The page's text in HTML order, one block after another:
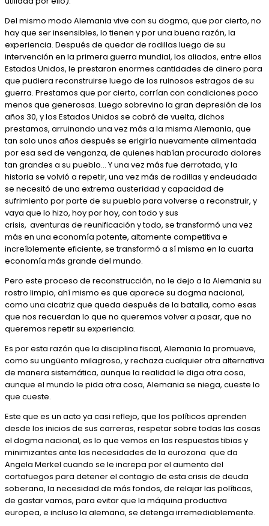
Del mismo modo Alemania vive con su dogma, que por cierto, no
hay que ser insensibles, lo tienen y por una buena razón, la
experiencia. Después de quedar de rodillas luego de su
intervención en la primera guerra mundial, los aliados, entre ellos
Estados Unidos, le prestaron enormes cantidades de dinero para
que pudiera reconstruirse luego de los ruinosos estragos de su
guerra. Prestamos que por cierto, corrían con condiciones poco
menos que generosas. Luego sobrevino la gran depresión de los
años 30, y los Estados Unidos se cobró de vuelta, dichos
prestamos, arruinando una vez más a la misma Alemania, que
tan solo unos años después se erigiría nuevamente alimentada
por esa sed de venganza, de quienes habían procurado dolores
tan grandes a su pueblo… Y una vez más fue derrotada, y la
historia se volvió a repetir, una vez más de rodillas y endeudada
se necesitó de una extrema austeridad y capacidad de
sufrimiento por parte de su pueblo para volverse a reconstruir, y
vaya que lo hizo, hoy por hoy, con todo y sus
crisis, aventuras de reunificación y todo, se transformó una vez
más en una economía potente, altamente competitiva e
increíblemente eficiente, se transformó a sí misma en la cuarta
economía más grande del mundo.
Pero este proceso de reconstrucción, no le dejo a la Alemania su
rostro limpio, ahí mismo es que aparece su dogma nacional,
como una cicatriz que queda después de la batalla, como esas
que nos recuerdan lo que no queremos volver a pasar, que no
queremos repetir su experiencia.
Es por esta razón que la disciplina fiscal, Alemania la promueve,
como su ungüento milagroso, y rechaza cualquier otra alternativa
de manera sistemática, aunque la realidad le diga otra cosa,
aunque el mundo le pida otra cosa, Alemania se niega, cueste lo
que cueste.
Este que es un acto ya casi reflejo, que los políticos aprenden
desde los inicios de sus carreras, respetar sobre todas las cosas
el dogma nacional, es lo que vemos en las respuestas tibias y
minimizantes ante las necesidades de la eurozona que da
Angela Merkel cuando se le increpa por el aumento del
cortafuegos para detener el contagio de esta crisis de deuda
soberana, la necesidad de más fondos, de relajar las políticas,
de gastar vamos, para evitar que la máquina productiva
europea, e incluso la alemana, se detenga irremediablemente.